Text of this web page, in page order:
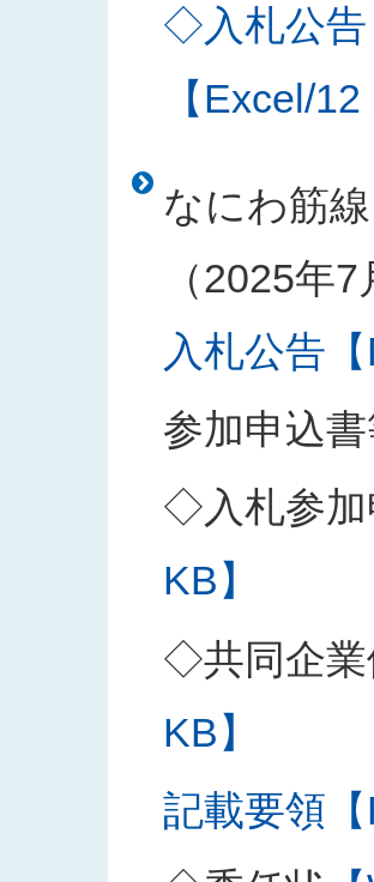
◇入札公告
【Excel/12
なにわ筋
（2025年
入札公告
参加申込
◇入札参加
KB】
◇共同企業
KB】
記載要領